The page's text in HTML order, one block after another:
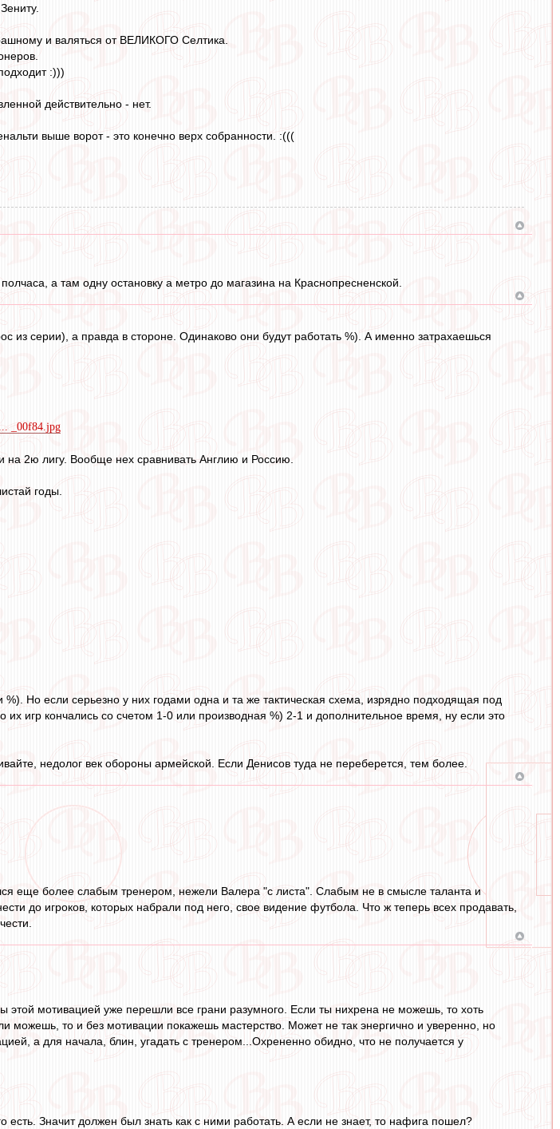
и валяться от ВЕЛИКОГО Селтика.
:)))
действительно - нет.
выше ворот - это конечно верх собранности. :(((
а там одну остановку а метро до магазина на Краснопресненской.
из серии), а правда в стороне. Одинаково они будут работать %). А именно затрахаешься
_00f84.jpg
на 2ю лигу. Вообще нех сравнивать Англию и Россию.
годы.
%). Но если серьезно у них годами одна и та же тактическая схема, изрядно подходящая под
игр кончались со счетом 1-0 или производная %) 2-1 и дополнительное время, ну если это
недолог век обороны армейской. Если Денисов туда не переберется, тем более.
еще более слабым тренером, нежели Валера "с листа". Слабым не в смысле таланта и
до игроков, которых набрали под него, свое видение футбола. Что ж теперь всех продавать,
мотивацией уже перешли все грани разумного. Если ты нихрена не можешь, то хоть
можешь, то и без мотивации покажешь мастерство. Может не так энергично и уверенно, но
а для начала, блин, угадать с тренером...Охрененно обидно, что не получается у
есть. Значит должен был знать как с ними работать. А если не знает, то нафига пошел?